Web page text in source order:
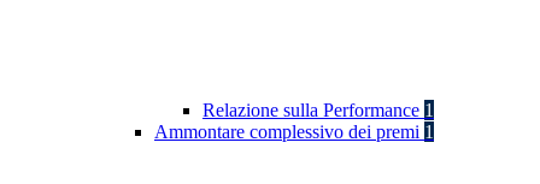
Relazione sulla Performance 1
Ammontare complessivo dei premi 1